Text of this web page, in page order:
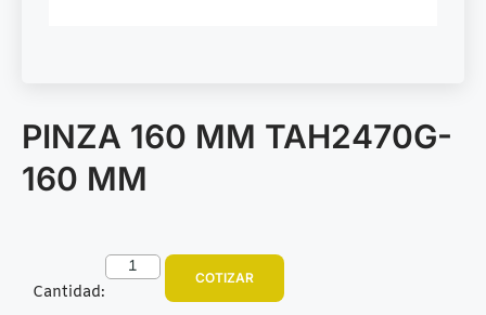
PINZA 160 MM TAH2470G-
160 MM
Cantidad:
COTIZAR